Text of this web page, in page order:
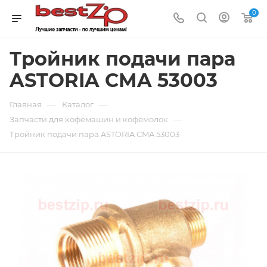
0
Тройник подачи пара
ASTORIA CMA 53003
Главная — Каталог —
Запчасти для кофемашин и кофемолок —
Тройник подачи пара ASTORIA CMA 53003